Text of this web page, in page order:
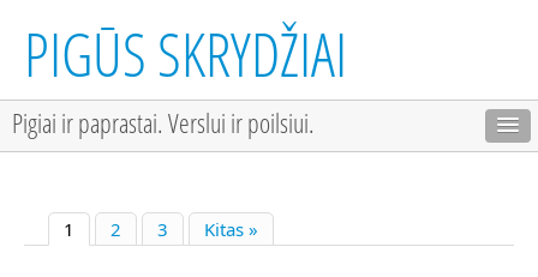
PIGŪS SKRYDŽIAI
Pigiai ir paprastai. Verslui ir poilsiui.
1 2 3 Kitas »